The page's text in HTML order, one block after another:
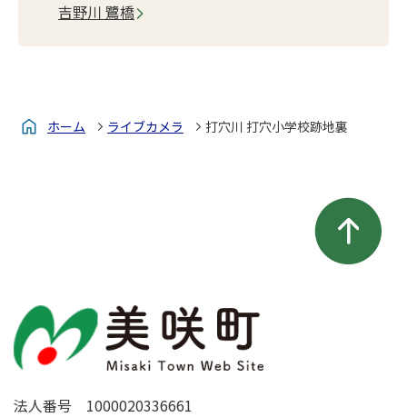
吉野川 鷺橋
ホーム ライブカメラ 打穴川 打穴小学校跡地裏
法人番号 1000020336661